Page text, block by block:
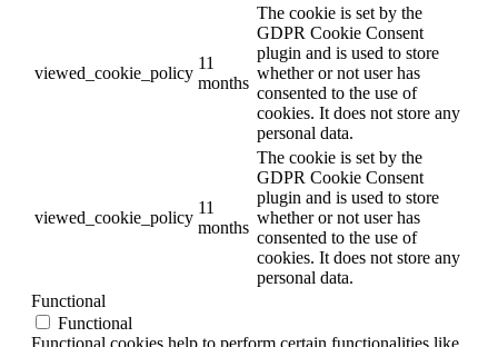
viewed_cookie_policy
11
months
The cookie is set by the
GDPR Cookie Consent
plugin and is used to store
whether or not user has
consented to the use of
cookies. It does not store any
personal data.
viewed_cookie_policy
11
months
The cookie is set by the
GDPR Cookie Consent
plugin and is used to store
whether or not user has
consented to the use of
cookies. It does not store any
personal data.
Functional
Functional